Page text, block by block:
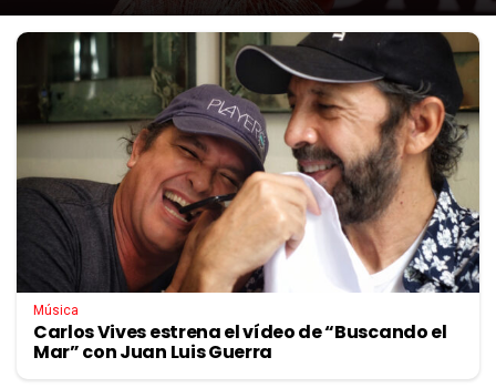
Música
Carlos Vives estrena el vídeo de “Buscando el
Mar” con Juan Luis Guerra